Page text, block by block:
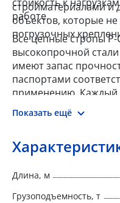
стройматериалами и
объектов, которые
погрузочных
работе.
Все цепные стропы Р-
высокопрочной
имеют запас
паспортами
применению. Каждый
металлической
тип, г/п, длина, запас
Показать ещё
Длина, м
Грузоподъемность, т